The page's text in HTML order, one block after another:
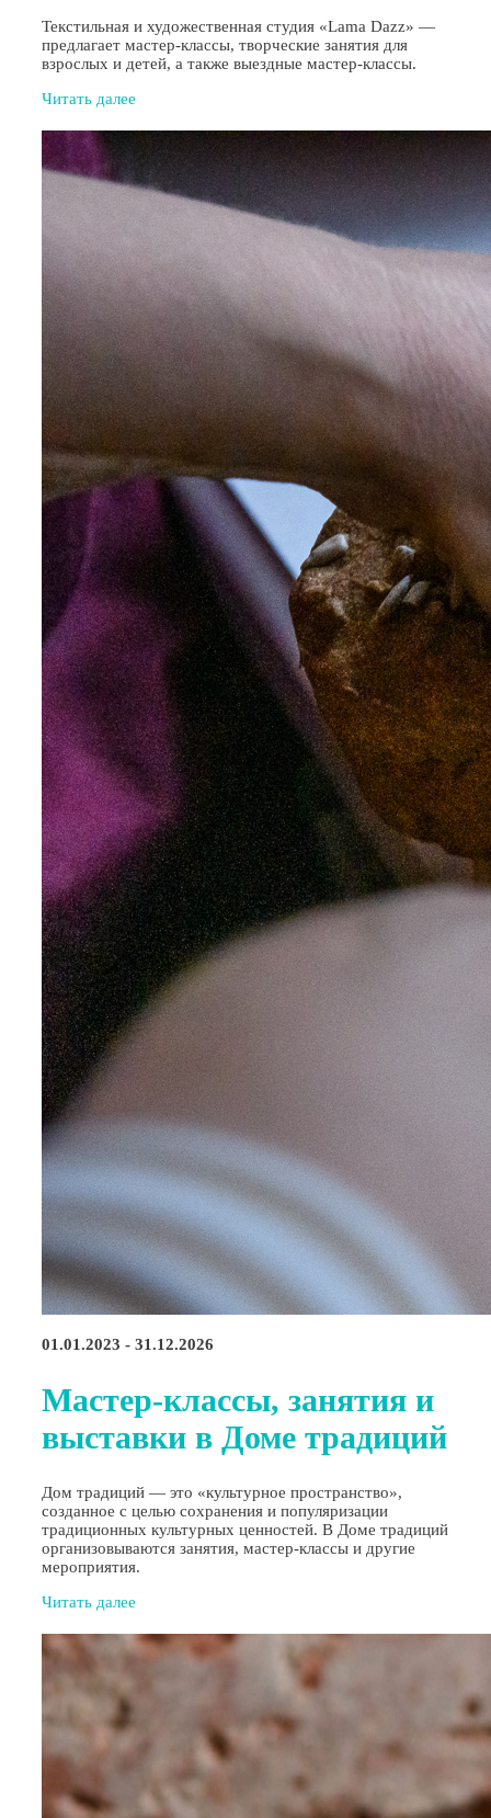
Текстильная и художественная студия «Lama Dazz» —
предлагает мастер-классы, творческие занятия для
взрослых и детей, а также выездные мастер-классы.
Читать далее
01.01.2023 - 31.12.2026
Мастер-классы, занятия и
выставки в Доме традиций
Дом традиций — это «культурное пространство»,
созданное с целью сохранения и популяризации
традиционных культурных ценностей. В Доме традиций
организовываются занятия, мастер-классы и другие
мероприятия.
Читать далее